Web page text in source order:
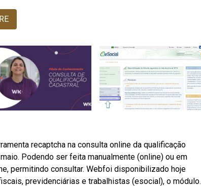
recaptcha na consulta online da qualificação
Podendo ser feita manualmente (online) ou em
permitindo consultar. Webfoi disponibilizado hoje
previdenciárias e trabalhistas (esocial), o módulo.